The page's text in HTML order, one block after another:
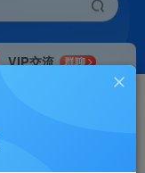
VIP交流
群聊
研究探讨更多创业项目路子。